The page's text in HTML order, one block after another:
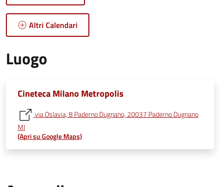
Altri Calendari
Luogo
Cineteca Milano Metropolis
via Oslavia, 8 Paderno Dugnano, 20037 Paderno Dugnano
MI
(Apri su Google Maps)